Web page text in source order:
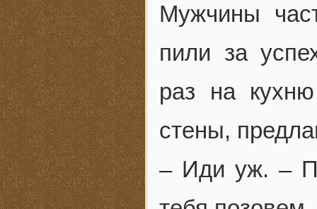
Мужчины
пили за
раз на
стены,
– Иди уж. –